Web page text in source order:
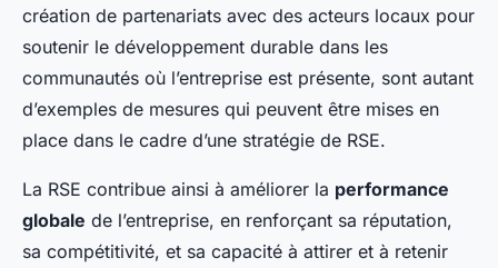
création de partenariats avec des acteurs locaux pour
soutenir le développement durable dans les
communautés où l’entreprise est présente, sont autant
d’exemples de mesures qui peuvent être mises en
place dans le cadre d’une stratégie de RSE.
La RSE contribue ainsi à améliorer la performance
globale de l’entreprise, en renforçant sa réputation,
sa compétitivité, et sa capacité à attirer et à retenir